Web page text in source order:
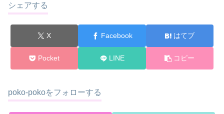
シェアする
X Facebook はてブ
Pocket LINE コピー
poko-pokoをフォローする